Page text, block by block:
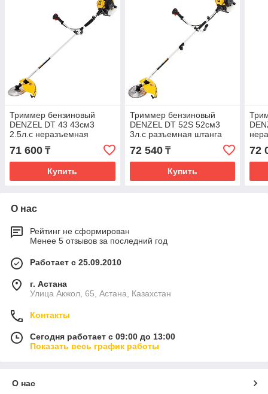
Триммер бензиновый
DENZEL DT 43 43см3
2.5л.с неразъемная
штанга 96224
71 600 ₸
Купить
Триммер бензиновый
DENZEL DT 52S 52см3
3л.с разъемная штанга
72 540₸
Купить
72
О нас
Рейтинг не сформирован
Менее 5 отзывов за последний год
Работает с 25.09.2010
г. Астана
Улица Акжол, 65, Астана, Казахстан
Контакты
Сегодня работает с 09:00 до 13:00
Показать весь график работы
О нас